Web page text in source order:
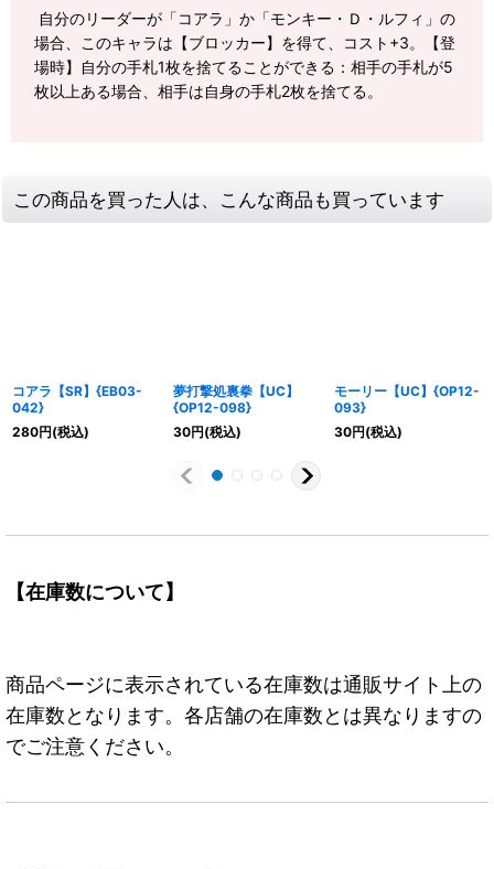
自分のリーダーが「コアラ」か「モンキー・Ｄ・ルフィ」の
場合、このキャラは【ブロッカー】を得て、コスト+3。【登
場時】自分の手札1枚を捨てることができる：相手の手札が5
枚以上ある場合、相手は自身の手札2枚を捨てる。
この商品を買った人は、こんな商品も買っています
コアラ【SR】{EB03-
042}
280円(税込)
夢打撃処裏拳【UC】
{OP12-098}
30円(税込)
モーリー【UC】{OP12-
093}
30円(税込)
【在庫数について】
商品ページに表示されている在庫数は通販サイト上の
在庫数となります。各店舗の在庫数とは異なりますの
でご注意ください。